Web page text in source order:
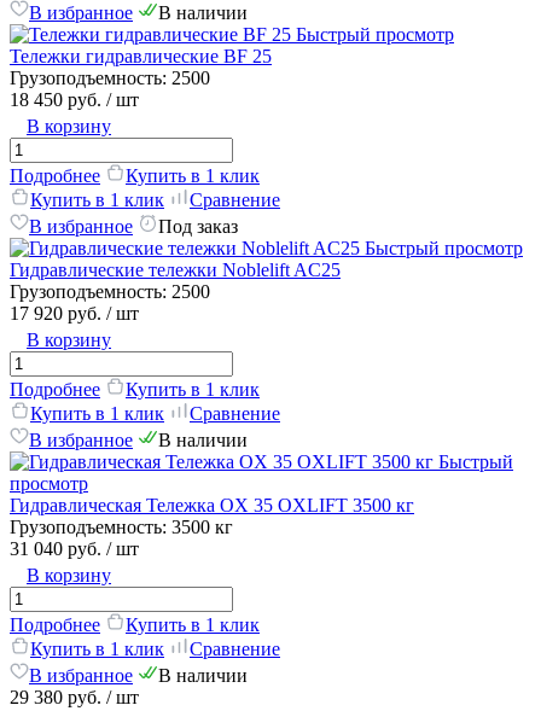
В избранное
В наличии
Быстрый просмотр
Тележки гидравлические BF 25
Грузоподъемность: 2500
18 450 руб. / шт
В корзину
Подробнее
Купить в 1 клик
Купить в 1 клик
Сравнение
В избранное
Под заказ
Быстрый просмотр
Гидравлические тележки Noblelift AC25
Грузоподъемность: 2500
17 920 руб. / шт
В корзину
Подробнее
Купить в 1 клик
Купить в 1 клик
Сравнение
В избранное
В наличии
Быстрый
просмотр
Гидравлическая Тележка OX 35 OXLIFT 3500 кг
Грузоподъемность: 3500 кг
31 040 руб. / шт
В корзину
Подробнее
Купить в 1 клик
Купить в 1 клик
Сравнение
В избранное
В наличии
29 380 руб. / шт